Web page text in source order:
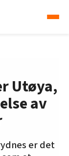
Utøya,
av
er det